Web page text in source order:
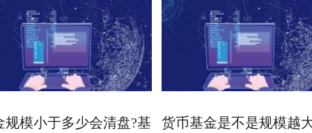
规模小于多少会清盘?基
货币基金是不是规模越